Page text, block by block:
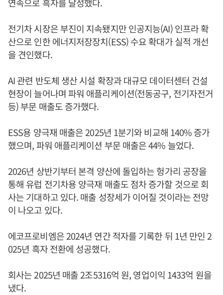
연속으로 흑자를 달성했다.
전기차 시장은 부진이 지속됐지만 인공지능(AI) 인프라 확
산으로 인한 에너지저장장치(ESS) 수요 확대가 실적 개선
을 견인했다.
AI 관련 반도체 생산 시설 확장과 대규모 데이터센터 건설
현장이 늘어나며 파워 애플리케이션(전동공구, 전기자전거
등) 부문 매출도 증가했다.
ESS용 양극재 매출은 2025년 1분기와 비교해 140% 증가
했으며, 파워 애플리케이션 부문 매출은 44% 늘었다.
2026년 상반기부터 본격 양산에 돌입하는 헝가리 공장을
통해 유럽 전기차용 양극재 매출도 점차 증가할 것으로 회
사는 기대하고 있다. 매출 성장세가 이어질 것이라는 전망
이 나오고 있다.
에코프로비엠은 2024년 연간 적자를 기록한 뒤 1년 만인 2
025년 흑자 전환에 성공했다.
회사는 2025년 매출 2조5316억 원, 영업이익 1433억 원을
냈다.